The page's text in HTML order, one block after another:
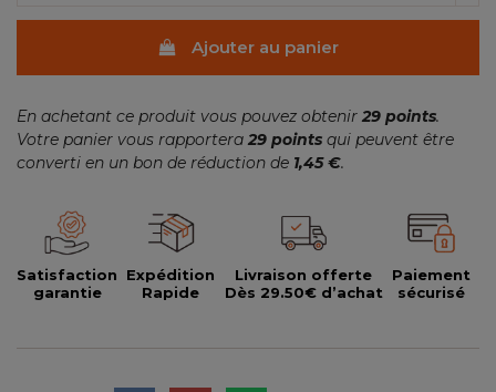
Ajouter au panier
En achetant ce produit vous pouvez obtenir 29 points.
Votre panier vous rapportera 29 points qui peuvent être
converti en un bon de réduction de 1,45 €.
Satisfaction
garantie
Expédition
Rapide
Livraison offerte
Dès 29.50€ d’achat
Paiement
sécurisé